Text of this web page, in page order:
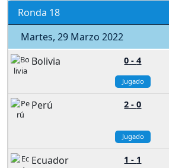
Ronda 18
Martes, 29 Marzo 2022
Bolivia
0 -4
Jugado
Perú 2 -0
Jugado
Ecuador 1 - 1